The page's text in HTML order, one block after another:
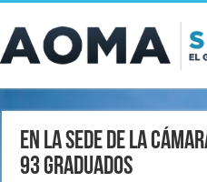
En la sede de la
93 graduados